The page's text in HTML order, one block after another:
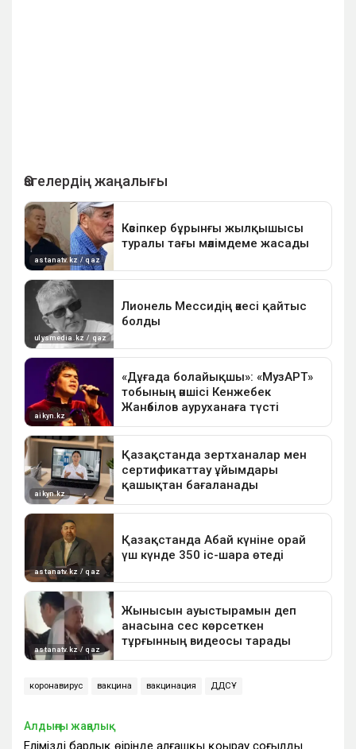
коронавирус вакцина вакцинация ДДСҰ
Алдыңғы жаңалық
Еліміздің барлық өңірінде алғашқы қоңырау соғылды